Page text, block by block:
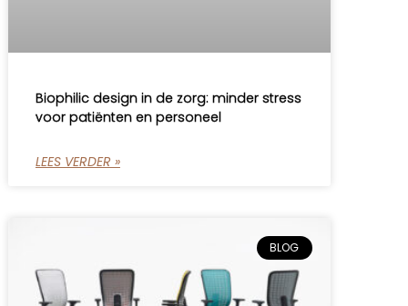
Biophilic design in de zorg: minder stress
voor patiënten en personeel
LEES VERDER »
BLOG